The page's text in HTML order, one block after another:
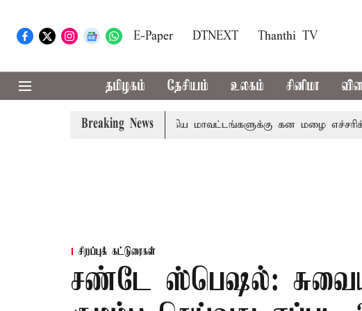
E-Paper DTNEXT Thanthi TV
தமிழகம் தேசியம் உலகம் சினிமா
Breaking News
கோவை, தேனி,நீலகிரி ஆகிய மாவட்டங்களுக்கு கன மழை எச்சரிக்கை
சிறப்புக் கட்டுரைகள்
சண்டே ஸ்பெஷல்: